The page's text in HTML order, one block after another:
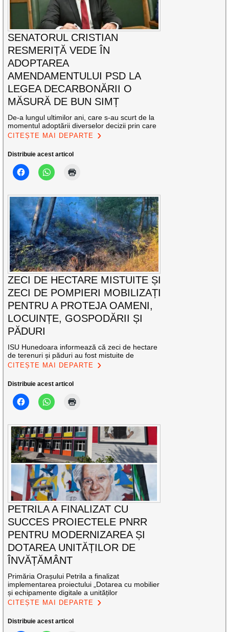
SENATORUL CRISTIAN
RESMERIȚĂ VEDE ÎN
ADOPTAREA
AMENDAMENTULUI PSD LA
LEGEA DECARBONĂRII O
MĂSURĂ DE BUN SIMȚ
De-a lungul ultimilor ani, care s-au scurt de la
momentul adoptării diverselor decizii prin care
CITEȘTE MAI DEPARTE
Distribuie acest articol
ZECI DE HECTARE MISTUITE ȘI
ZECI DE POMPIERI MOBILIZAȚI
PENTRU A PROTEJA OAMENI,
LOCUINȚE, GOSPODĂRII ȘI
PĂDURI
ISU Hunedoara informează că zeci de hectare
de terenuri și păduri au fost mistuite de
CITEȘTE MAI DEPARTE
Distribuie acest articol
PETRILA A FINALIZAT CU
SUCCES PROIECTELE PNRR
PENTRU MODERNIZAREA ȘI
DOTAREA UNITĂȚILOR DE
ÎNVĂȚĂMÂNT
Primăria Orașului Petrila a finalizat
implementarea proiectului „Dotarea cu mobilier
și echipamente digitale a unităților
CITEȘTE MAI DEPARTE
Distribuie acest articol